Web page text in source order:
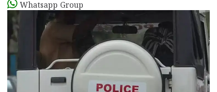
Whatsapp Group